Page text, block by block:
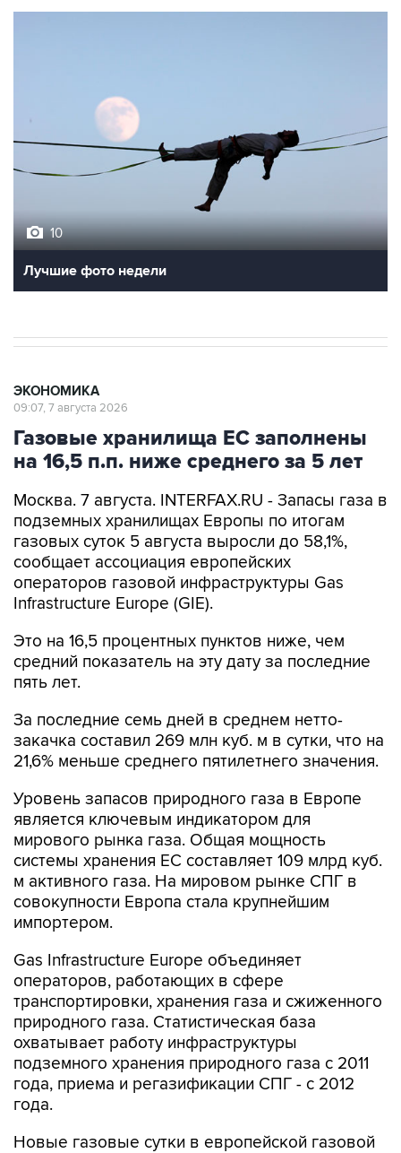
10
Лучшие фото недели
ЭКОНОМИКА
09:07, 7 августа 2026
Газовые хранилища ЕС заполнены
на 16,5 п.п. ниже среднего за 5 лет
Москва. 7 августа. INTERFAX.RU - Запасы газа в
подземных хранилищах Европы по итогам
газовых суток 5 августа выросли до 58,1%,
сообщает ассоциация европейских
операторов газовой инфраструктуры Gas
Infrastructure Europe (GIE).
Это на 16,5 процентных пунктов ниже, чем
средний показатель на эту дату за последние
пять лет.
За последние семь дней в среднем нетто-
закачка составил 269 млн куб. м в сутки, что на
21,6% меньше среднего пятилетнего значения.
Уровень запасов природного газа в Европе
является ключевым индикатором для
мирового рынка газа. Общая мощность
системы хранения ЕС составляет 109 млрд куб.
м активного газа. На мировом рынке СПГ в
совокупности Европа стала крупнейшим
импортером.
Gas Infrastructure Europe объединяет
операторов, работающих в сфере
транспортировки, хранения газа и сжиженного
природного газа. Статистическая база
охватывает работу инфраструктуры
подземного хранения природного газа с 2011
года, приема и регазификации СПГ - с 2012
года.
Новые газовые сутки в европейской газовой